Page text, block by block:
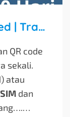
eSIM Jepang Full Unlimited | Travel Sim Japan
QR code
sekali.
) atau
dan
…